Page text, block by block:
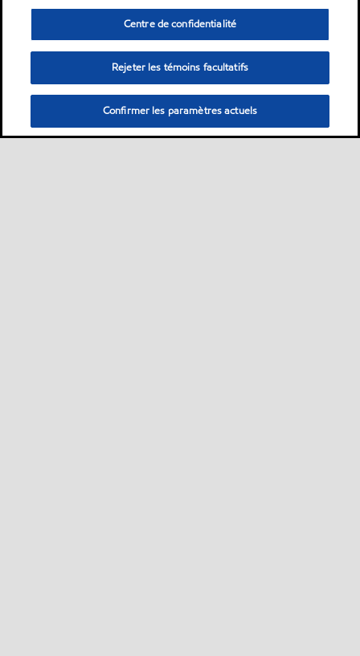
Centre de confidentialité
Rejeter les témoins facultatifs
Confirmer les paramètres actuels